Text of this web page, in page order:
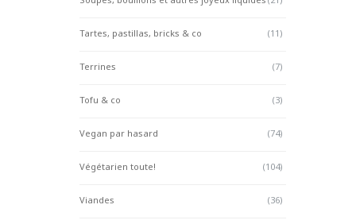
Tartes, pastillas, bricks & co (11)
Terrines (7)
Tofu & co (3)
Vegan par hasard (74)
Végétarien toute! (104)
Viandes (36)